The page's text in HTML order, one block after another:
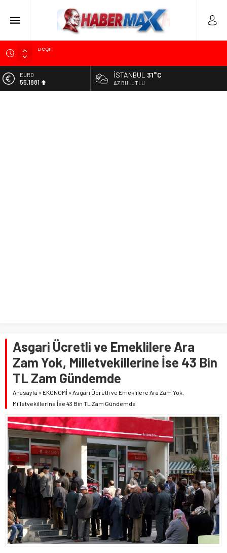
Soner Çiçekli’den Çekmeköy Meclisi’nde Eleştiri: “Enerjimizi
Edremit’te Kaymakam Ahmet Odabaş’a Duygu Dolu Veda
ALTIN
6.660,55
İSTANBUL 31°C
AZ BULUTLU
Asgari Ücretli ve Emeklilere Ara
Zam Yok, Milletvekillerine İse 43 Bin
TL Zam Gündemde
Anasayfa » EKONOMİ »Asgari Ücretli ve Emeklilere Ara Zam Yok,
Milletvekillerine İse 43 Bin TL Zam Gündemde